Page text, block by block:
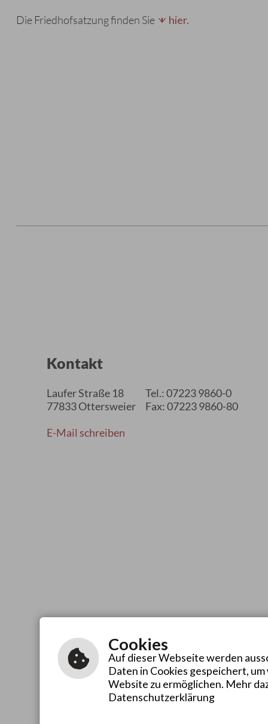
Die Friedhofsatzung finden Sie hier.
Kontakt
Laufer Straße 18
77833 Ottersweier
Tel.: 07223 9860-0
Fax: 07223 9860-80
E-Mail schreiben
Cookies
Auf dieser Webseite werden
Daten in Cookies gespeichert,
Website zu ermöglichen. Mehr
Datenschutzerklärung